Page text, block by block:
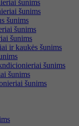
šunims
šunims
šunims
šunims
šunims
ir kaukės šunims
šunims
šunims
šunims